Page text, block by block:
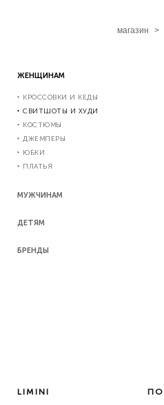
ЖЕНЩИНАМ
‣ КРОССОВКИ И КЕДЫ
‣ СВИТШОТЫ И ХУДИ
‣ КОСТЮМЫ
‣ ДЖЕМПЕРЫ
‣ ЮБКИ
‣ ПЛАТЬЯ
МУЖЧИНАМ
ДЕТЯМ
БРЕНДЫ
магазин >
LIMINI